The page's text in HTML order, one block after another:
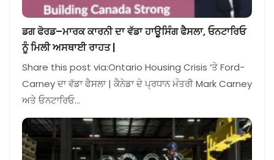
ਡਗ ਫੋਰਡ–ਮਾਰਕ ਕਾਰਨੀ ਦਾ ਵੱਡਾ ਹਾਊਸਿੰਗ ਫੈਸਲਾ, ਓਨਟਾਰਿਓ
ਨੂੰ ਮਿਲੀ ਅਸਥਾਈ ਰਾਹਤ |
Share this post via:Ontario Housing Crisis ‘ਤੇ Ford-
Carney ਦਾ ਵੱਡਾ ਫੈਸਲਾ | ਕੈਨੇਡਾ ਦੇ ਪ੍ਰਧਾਨ ਮੰਤਰੀ Mark Carney
ਅਤੇ ਓਨਟਾਰਿਓ…